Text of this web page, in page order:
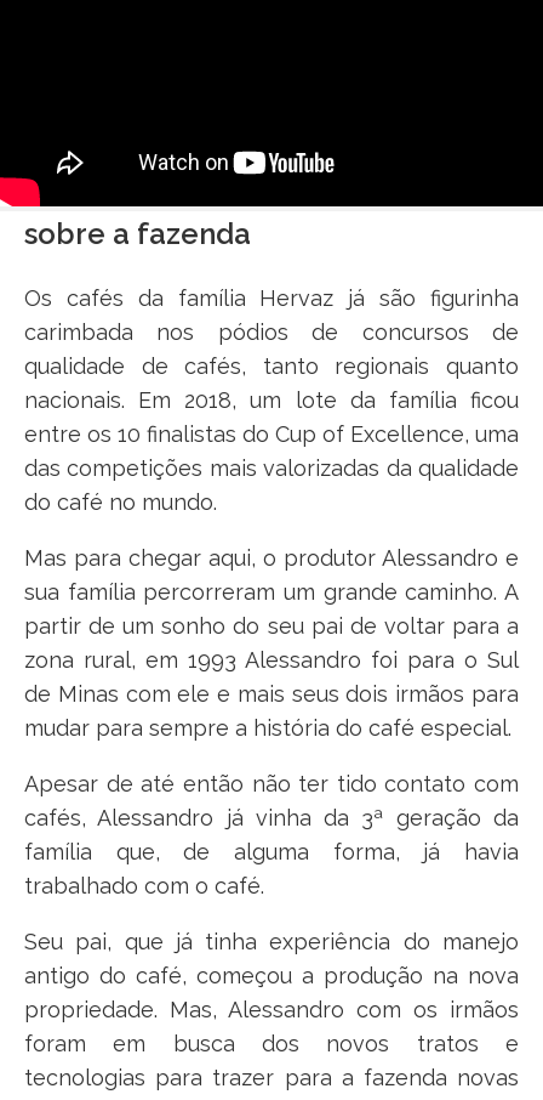
sobre a fazenda
Os cafés da família Hervaz já são figurinha
carimbada nos pódios de concursos de
qualidade de cafés, tanto regionais quanto
nacionais. Em 2018, um lote da família ficou
entre os 10 finalistas do Cup of Excellence, uma
das competições mais valorizadas da qualidade
do café no mundo.
Mas para chegar aqui, o produtor Alessandro e
sua família percorreram um grande caminho. A
partir de um sonho do seu pai de voltar para a
zona rural, em 1993 Alessandro foi para o Sul
de Minas com ele e mais seus dois irmãos para
mudar para sempre a história do café especial.
Apesar de até então não ter tido contato com
cafés, Alessandro já vinha da 3ª geração da
família que, de alguma forma, já havia
trabalhado com o café.
Seu pai, que já tinha experiência do manejo
antigo do café, começou a produção na nova
propriedade. Mas, Alessandro com os irmãos
foram em busca dos novos tratos e
tecnologias para trazer para a fazenda novas